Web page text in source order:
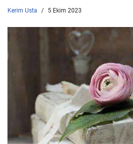
Kerim Usta 5 Ekim 2023